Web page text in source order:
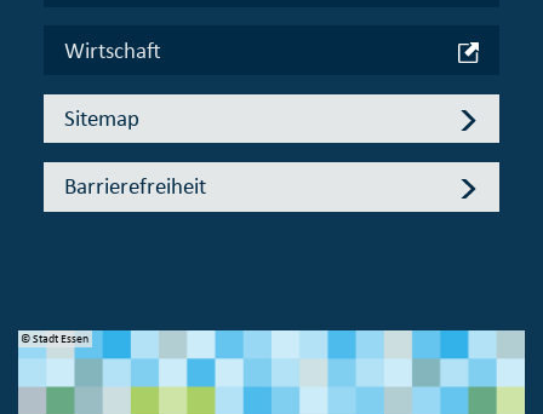
Wirtschaft
Sitemap
Barrierefreiheit
© Stadt Essen